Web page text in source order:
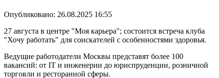
Опубликовано: 26.08.2025 16:55
27 августа в центре "Моя карьера"; состоится встреча клуба
"Хочу работать" для соискателей с особенностями здоровья.
Ведущие работодатели Москвы представят более 100
вакансий: от IT и инженерии до юриспруденции, розничной
торговли и ресторанной сферы.